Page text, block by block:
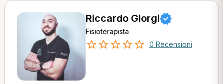
Riccardo Giorgi
Fisioterapista
0 Recensioni